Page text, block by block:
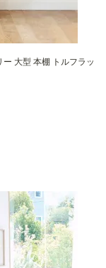
大型 本棚 トルフラッ